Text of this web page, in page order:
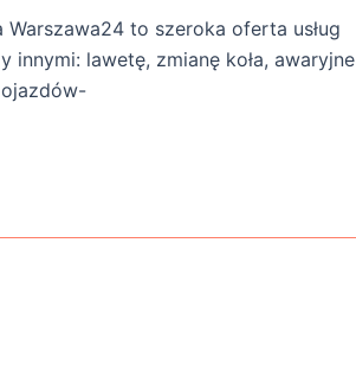
to szeroka oferta usług
lawetę, zmianę koła, awaryjne